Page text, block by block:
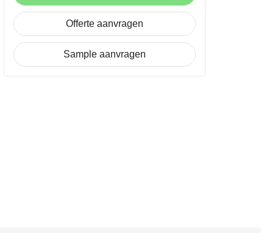
Offerte aanvragen
Sample aanvragen